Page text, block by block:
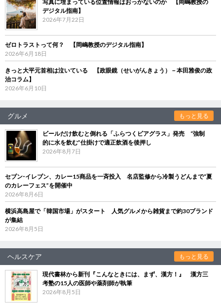
写真に埋まっている位置情報はおっかないのか 【岡嶋教授の
デジタル指南】
2026年7月22日
ゼロトラストって何？ 【岡嶋教授のデジタル指南】
2026年6月18日
きっと大平元首相は泣いている 【政眼鏡（せいがんきょう）－本田雅俊の政
治コラム】
2026年6月10日
グルメ もっと見る
ビールだけ飲むと倒れる「ふらつくビアグラス」発売 “強制
的に水を飲む”仕掛けで適正飲酒を後押し
2026年8月7日
セブン‐イレブン、カレー15商品を一斉投入 名店監修から冷製うどんまで“夏
のカレーフェス”を開催中
2026年8月6日
横浜高島屋で「韓国市場」がスタート 人気グルメから雑貨まで約30ブランド
が集結
2026年8月5日
ヘルスケア もっと見る
現代書林から新刊『こんなときには、まず、漢方！』 漢方三
考塾の15人の医師や薬剤師が執筆
2026年8月5日